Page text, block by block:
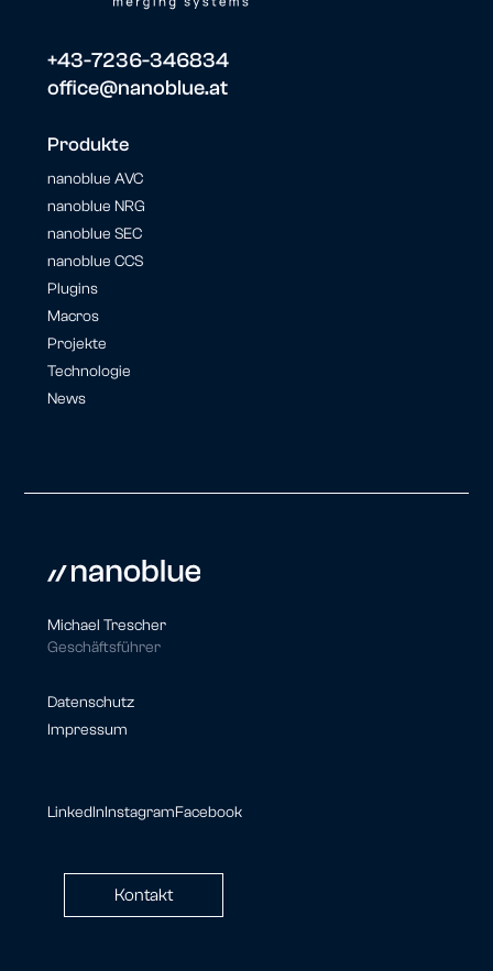
Produkte
nanoblue AVC
nanoblue NRG
nanoblue SEC
nanoblue CCS
Plugins
Macros
Projekte
Technologie
News
+43-7236-346834
office@nanoblue.at
Michael Trescher
Geschäftsführer
Datenschutz
Impressum
LinkedInInstagramFacebook
Kontakt